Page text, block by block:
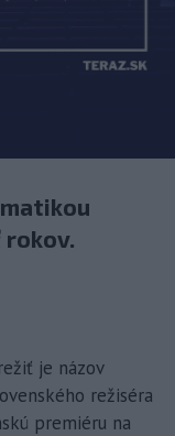
je názov
režiséra
premiéru na